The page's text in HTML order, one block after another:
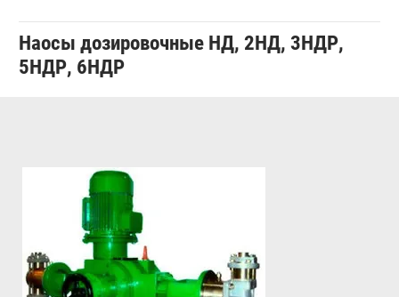
Наосы дозировочные НД, 2НД, 3НДР,
5НДР, 6НДР